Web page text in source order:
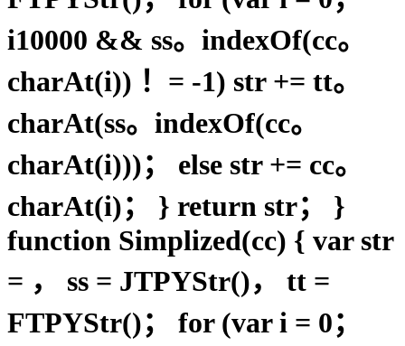
i10000 && ss。indexOf(cc。
charAt(i)) ！= -1) str += tt。
charAt(ss。indexOf(cc。
charAt(i)))； else str += cc。
charAt(i)； } return str； }
function Simplized(cc) { var str
= ， ss = JTPYStr()， tt =
FTPYStr()； for (var i = 0；